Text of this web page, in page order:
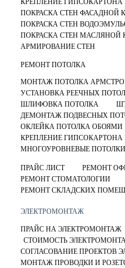
ПОКРАСКА СТЕН ФАСАДНОЙ
ПОКРАСКА СТЕН
ПОКРАСКА СТЕН МАСЛЯНОЙ
АРМИРОВАНИЕ СТЕН
РЕМОНТ ПОТОЛКА
МОНТАЖ ПОТОЛКА
УСТАНОВКА РЕЕЧНЫХ
ШЛИФОВКА ПОТОЛКА
ДЕМОНТАЖ ПОДВЕСНЫХ
ОКЛЕЙКА ПОТОЛКА ОБОЯМИ
КРЕПЛЕНИЕ ГИПСОКАРТОНА
МНОГОУРОВНЕВЫЕ
ПРАЙС ЛИСТ РЕМОНТ
РЕМОНТ СТОМАТОЛОГИИ
РЕМОНТ СКЛАДСКИХ
ЭЛЕКТРОМОНТАЖ
ПРАЙС НА ЭЛЕКТРОМОНТАЖ
СТОИМОСТЬ
СОГЛАСОВАНИЕ ПРОЕКТОВ
МОНТАЖ ПРОВОДКИ И